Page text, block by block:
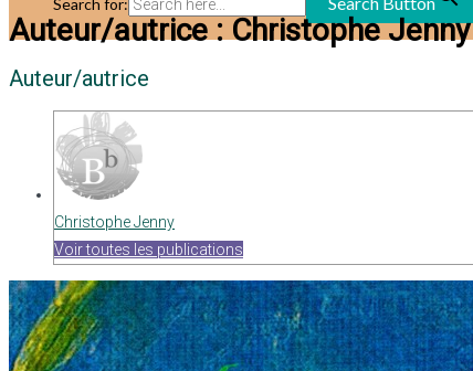
Search for:
Auteur/autrice :Christophe Jenny
Auteur/autrice
Christophe Jenny
Voir toutes les publications